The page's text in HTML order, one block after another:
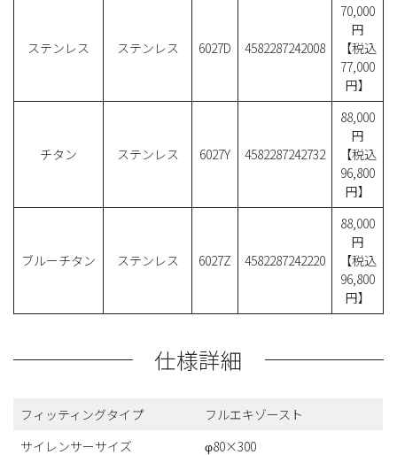
ステンレス ステンレス 6027D 4582287242008
70,000
円
【税込
77,000
円】
チタン ステンレス 6027Y 4582287242732
88,000
円
【税込
96,800
円】
ブルーチタン ステンレス 6027Z 4582287242220
88,000
円
【税込
96,800
円】
仕様詳細
フィッティングタイプ
フルエキゾースト
サイレンサーサイズ
φ80×300